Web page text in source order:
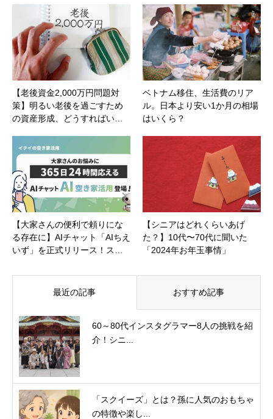
【老後資金2,000万円問題対
策】明るい老後を過ごすため
の資産形成、どうすればい…
ベトナム移住、生活費のリア
ル。日本より安い1か月の相場
はいくら？
【大家さんの便利で頼りにな
る存在に】AIチャット「AIちえ
いず」を正式リリース！ス…
【シニアはどれくらいあげ
た？】10代〜70代に聞いた
「2024年お年玉事情」
最近の記事 おすすめ記事
60～80代インスタグラマー8人の挑戦を紹
介！シニ...
「スクイーズ」とは？孫に人気のおもちゃ
の特徴や楽し...